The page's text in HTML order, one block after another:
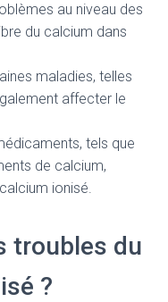
au niveau des
du calcium dans
maladies, telles
affecter le
tels que
de calcium,
ionisé.
troubles du
?